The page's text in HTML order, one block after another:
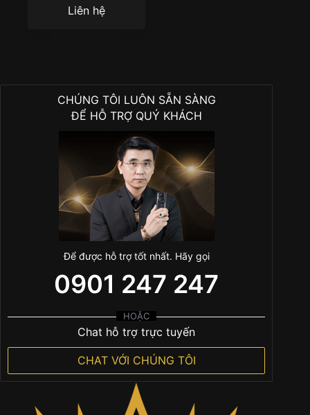
Liên hệ
CHÚNG TÔI LUÔN SẴN SÀNG
ĐỂ HỖ TRỢ QUÝ KHÁCH
Để được hỗ trợ tốt nhất. Hãy gọi
0901 247 247
HOẶC
Chat hỗ trợ trực tuyến
CHAT VỚI CHÚNG TÔI